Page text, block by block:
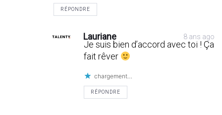
RÉPONDRE
Lauriane 8 ans ago
Je suis bien d’accord avec toi ! Ça
fait rêver
chargement…
RÉPONDRE